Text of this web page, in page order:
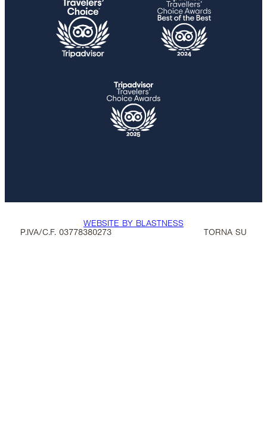
P.IVA/C.F. 03778380273
WEBSITE BY BLASTNESS
TORNA SU